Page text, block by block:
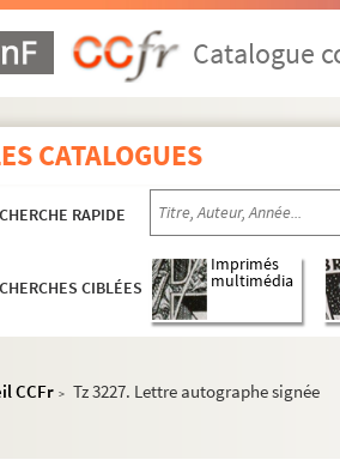
Catalogue
CATALOGUES
RAPIDE
CIBLÉES
Imprimés
multimédia
CCFr > Tz 3227. Lettre autographe signée
Bissière, Roger
Bokanowski, Maurice
Brabo, Robert
Bucher, Jeanne
Camax-Zoegger, Marie-Anne
Camoin, Charles
Carco, Francis
Chagall, Marc
Chamson, André
Charchoune, Serge
Clairin, Pierre-Eugène